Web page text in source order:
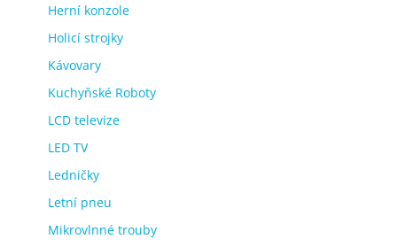
Herní konzole
Holicí strojky
Kávovary
Kuchyňské Roboty
LCD televize
LED TV
Ledničky
Letní pneu
Mikrovlnné trouby